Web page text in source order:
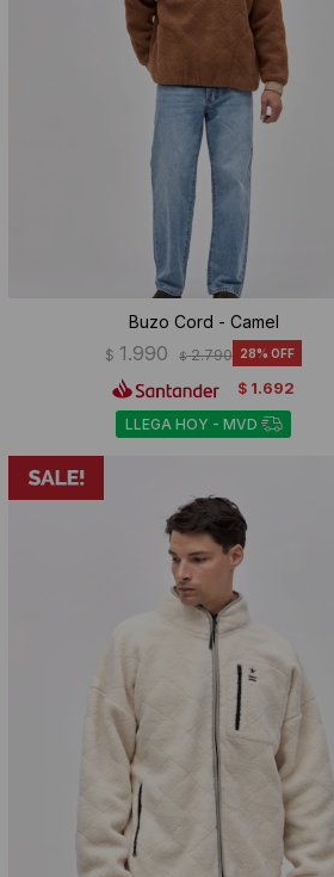
Buzo Cord - Camel
$ 1.990 $ 2.790 28
$ 1.692
LLEGA HOY - MVD